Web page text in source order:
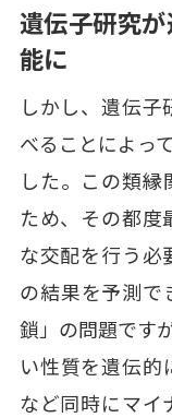
遺伝子研究が
能に
しかし、遺伝
べることによっ
した。この類
ため、その都度
な交配を行う必
の結果を予測で
鎖」の問題です
い性質を遺伝的
など同時にマイ